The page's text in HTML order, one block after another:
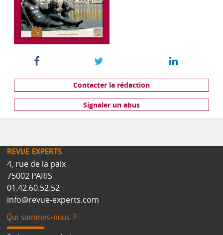
Contacter la rédaction
Signaler un abus
REVUE EXPERTS
4, rue de la paix
75002 PARIS
01.42.60.52.52
info@revue-experts.com
Qui sommes-nous ?